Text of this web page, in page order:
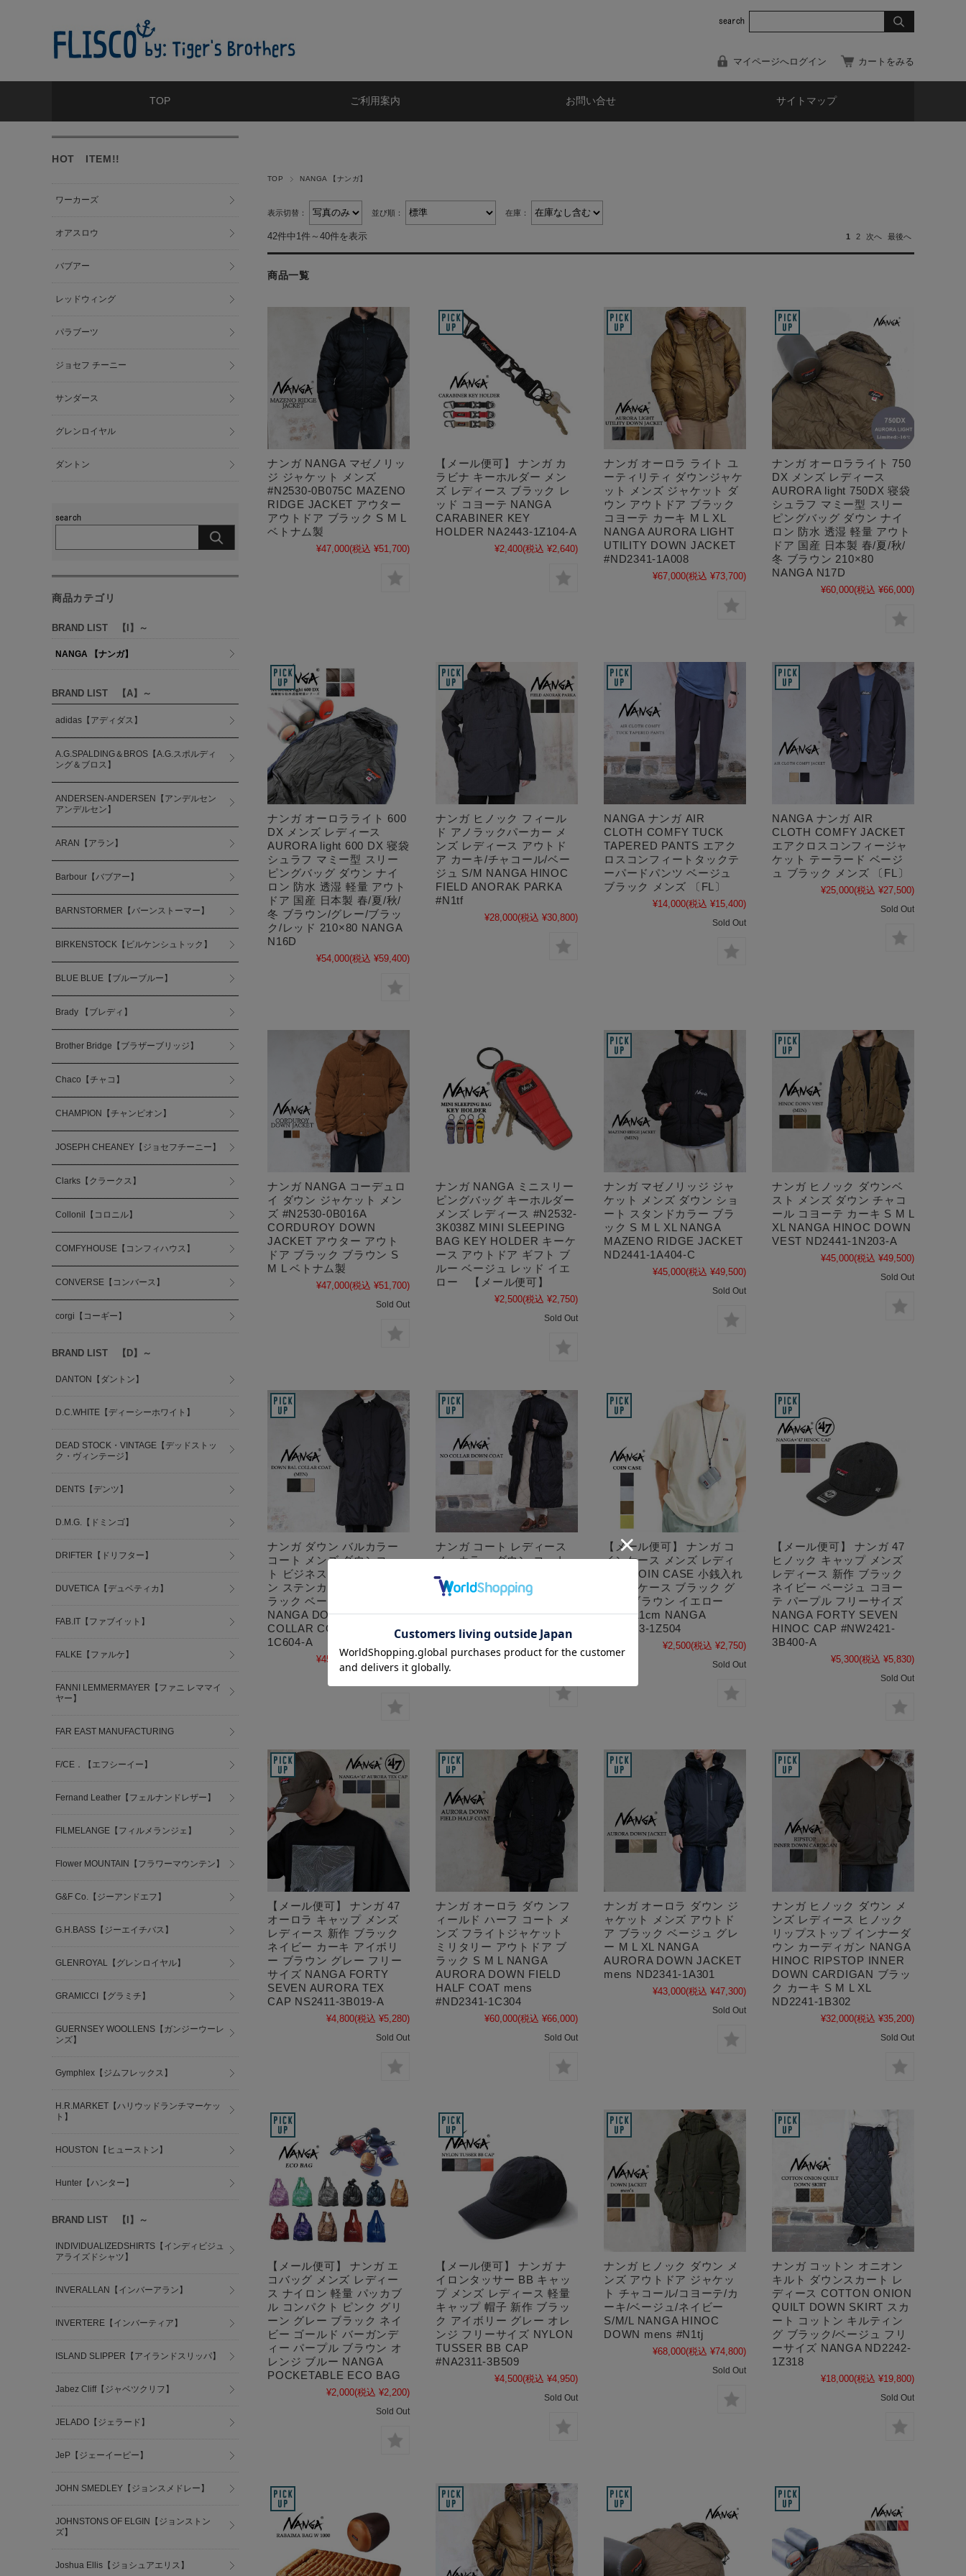
マイページへログイン カートをみる
TOP ご利用案内 お問い合せ サイトマップ
TOP NANGA 【ナンガ】
表示切替： 並び順： 在庫：
42件中1件～40件を表示 1 2 次へ 最後へ
商品一覧
ナンガ NANGA マゼノリッ
ジ ジャケット メンズ
#N2530-0B075C MAZENO
RIDGE JACKET アウター
アウトドア ブラック S M L
ベトナム製
¥47,000(税込 ¥51,700)
【メール便可】 ナンガ カ
ラビナ キーホルダー メン
ズ レディース ブラック レ
ッド コヨーテ NANGA
CARABINER KEY
HOLDER NA2443-1Z104-A
¥2,400(税込 ¥2,640)
ナンガ オーロラ ライト ユ
ーティリティ ダウンジャケ
ット メンズ ジャケット ダ
ウン アウトドア ブラック
コヨーテ カーキ M L XL
NANGA AURORA LIGHT
UTILITY DOWN JACKET
#ND2341-1A008
¥67,000(税込 ¥73,700)
ナンガ オーロラライト 750
DX メンズ レディース
AURORA light 750DX 寝袋
シュラフ マミー型 スリー
ピングバッグ ダウン ナイ
ロン 防水 透湿 軽量 アウト
ドア 国産 日本製 春/夏/秋/
冬 ブラウン 210×80
NANGA N17D
¥60,000(税込 ¥66,000)
ナンガ オーロラライト 600
DX メンズ レディース
AURORA light 600 DX 寝袋
シュラフ マミー型 スリー
ピングバッグ ダウン ナイ
ロン 防水 透湿 軽量 アウト
ドア 国産 日本製 春/夏/秋/
冬 ブラウン/グレー/ブラッ
ク/レッド 210×80 NANGA
N16D
¥54,000(税込 ¥59,400)
ナンガ ヒノック フィール
ド アノラックパーカー メ
ンズ レディース アウトド
ア カーキ/チャコール/ベー
ジュ S/M NANGA HINOC
FIELD ANORAK PARKA
#N1tf
¥28,000(税込 ¥30,800)
NANGA ナンガ AIR
CLOTH COMFY TUCK
TAPERED PANTS エアク
ロスコンフィートタックテ
ーパードパンツ ベージュ
ブラック メンズ 〔FL〕
¥14,000(税込 ¥15,400)
Sold Out
NANGA ナンガ AIR
CLOTH COMFY JACKET
エアクロスコンフィージャ
ケット テーラード ベージ
ュ ブラック メンズ 〔FL〕
¥25,000(税込 ¥27,500)
Sold Out
ナンガ NANGA コーデュロ
イ ダウン ジャケット メン
ズ #N2530-0B016A
CORDUROY DOWN
JACKET アウター アウト
ドア ブラック ブラウン S
M L ベトナム製
¥47,000(税込 ¥51,700)
Sold Out
ナンガ NANGA ミニスリー
ピングバッグ キーホルダー
メンズ レディース #N2532-
3K038Z MINI SLEEPING
BAG KEY HOLDER キーケ
ース アウトドア ギフト ブ
ルー ベージュ レッド イエ
ロー 【メール便可】
¥2,500(税込 ¥2,750)
Sold Out
ナンガ マゼノリッジ ジャ
ケット メンズ ダウン ショ
ート スタンドカラー ブラ
ック S M L XL NANGA
MAZENO RIDGE JACKET
ND2441-1A404-C
¥45,000(税込 ¥49,500)
Sold Out
ナンガ ヒノック ダウンベ
スト メンズ ダウン チャコ
ール コヨーテ カーキ S M L
XL NANGA HINOC DOWN
VEST ND2441-1N203-A
¥45,000(税込 ¥49,500)
Sold Out
ナンガ ダウン バルカラー
コート メンズ ダウンコー
ト ビジネスコート ナイロ
ン ステンカラーコート ブ
ラック ベージュ S M L
NANGA DOWN BAL
COLLAR COAT ND2441-
1C604-A
¥45,000 (税込 ¥49,500)
ナンガ コート レディース
ノーカラー ダウン コート
ロング アウトドア ナイロ
ン ブラック アイボリー ベ
COLLAR DOWN COAT
ND2442-1C600-B
【メール便可】 ナンガ コ
インケース メンズ レディ
ース COIN CASE 小銭入れ
カードケース ブラック グ
レー ブラウン イエロー
8cm×11cm NANGA
NA2353-1Z504
¥2,500(税込 ¥2,750)
Sold Out
【メール便可】 ナンガ 47
ヒノック キャップ メンズ
レディース 新作 ブラック
ネイビー ベージュ コヨー
テ パープル フリーサイズ
NANGA FORTY SEVEN
HINOC CAP #NW2421-
3B400-A
¥5,300(税込 ¥5,830)
Sold Out
【メール便可】 ナンガ 47
オーロラ キャップ メンズ
レディース 新作 ブラック
ネイビー カーキ アイボリ
ー ブラウン グレー フリー
サイズ NANGA FORTY
SEVEN AURORA TEX
CAP NS2411-3B019-A
¥4,800(税込 ¥5,280)
Sold Out
ナンガ オーロラ ダウ ンフ
ィールド ハーフ コート メ
ンズ フライトジャケット
ミリタリー アウトドア ブ
ラック S M L NANGA
AURORA DOWN FIELD
HALF COAT mens
#ND2341-1C304
¥60,000(税込 ¥66,000)
Sold Out
ナンガ オーロラ ダウン ジ
ャケット メンズ アウトド
ア ブラック ベージュ グレ
ー M L XL NANGA
AURORA DOWN JACKET
mens ND2341-1A301
¥43,000(税込 ¥47,300)
Sold Out
ナンガ ヒノック ダウン メ
ンズ レディース ヒノック
リップストップ インナーダ
ウン カーディガン NANGA
HINOC RIPSTOP INNER
DOWN CARDIGAN ブラッ
ク カーキ S M L XL
ND2241-1B302
¥32,000(税込 ¥35,200)
Sold Out
【メール便可】 ナンガ エ
コバッグ メンズ レディー
ス ナイロン 軽量 パッカブ
ル コンパクト ピンク グリ
ーン グレー ブラック ネイ
ビー ゴールド バーガンデ
ィー パープル ブラウン オ
レンジ ブルー NANGA
POCKETABLE ECO BAG
¥2,000(税込 ¥2,200)
Sold Out
【メール便可】 ナンガ ナ
イロンタッサー BB キャッ
プ メンズ レディース 軽量
キャップ 帽子 新作 ブラッ
ク アイボリー グレー オレ
ンジ フリーサイズ NYLON
TUSSER BB CAP
#NA2311-3B509
¥4,500(税込 ¥4,950)
Sold Out
ナンガ ヒノック ダウン メ
ンズ アウトドア ジャケッ
ト チャコール/コヨーテ/カ
ーキ/ベージュ/ネイビー
S/M/L NANGA HINOC
DOWN mens #N1tj
¥68,000(税込 ¥74,800)
Sold Out
ナンガ コットン オニオン
キルト ダウンスカート レ
ディース COTTON ONION
QUILT DOWN SKIRT スカ
ート コットン キルティン
グ ブラック/ベージュ フリ
ーサイズ NANGA ND2242-
1Z318
¥18,000(税込 ¥19,800)
Sold Out
HOT ITEM!!
ワーカーズ
オアスロウ
バブアー
レッドウィング
パラブーツ
ジョセフ チーニー
サンダース
グレンロイヤル
ダントン
商品カテゴリ
BRAND LIST 【I】～
NANGA 【ナンガ】
BRAND LIST 【A】～
adidas【アディダス】
A.G.SPALDING＆BROS【A.G.スポルディ
ング＆ブロス】
ANDERSEN-ANDERSEN【アンデルセン
アンデルセン】
ARAN【アラン】
Barbour【バブアー】
BARNSTORMER【バーンストーマー】
BIRKENSTOCK【ビルケンシュトック】
BLUE BLUE【ブルーブルー】
Brady 【ブレディ】
Brother Bridge【ブラザーブリッジ】
Chaco【チャコ】
CHAMPION【チャンピオン】
JOSEPH CHEANEY【ジョセフチーニー】
Clarks【クラークス】
Collonil【コロニル】
COMFYHOUSE【コンフィハウス】
CONVERSE【コンバース】
corgi【コーギー】
BRAND LIST 【D】～
DANTON【ダントン】
D.C.WHITE【ディーシーホワイト】
DEAD STOCK・VINTAGE【デッドストッ
ク・ヴィンテージ】
DENTS【デンツ】
D.M.G.【ドミンゴ】
DRIFTER【ドリフター】
DUVETICA【デュベティカ】
FAB.IT【ファブイット】
FALKE【ファルケ】
FANNI LEMMERMAYER【ファニ レママイ
ヤー】
FAR EAST MANUFACTURING
F/CE．【エフシーイー】
Fernand Leather【フェルナンドレザー】
FILMELANGE【フィルメランジェ】
Flower MOUNTAIN【フラワーマウンテン】
G&F Co.【ジーアンドエフ】
G.H.BASS【ジーエイチバス】
GLENROYAL【グレンロイヤル】
GRAMICCI【グラミチ】
GUERNSEY WOOLLENS【ガンジーウーレ
ンズ】
Gymphlex【ジムフレックス】
H.R.MARKET【ハリウッドランチマーケッ
ト】
HOUSTON【ヒューストン】
Hunter【ハンター】
BRAND LIST 【I】～
INDIVIDUALIZEDSHIRTS【インディビジュ
アライズドシャツ】
INVERALLAN【インバーアラン】
INVERTERE【インバーティア】
ISLAND SLIPPER【アイランドスリッパ】
Jabez Cliff【ジャベツクリフ】
JELADO【ジェラード】
JeP【ジェーイーピー】
JOHN SMEDLEY【ジョンスメドレー】
JOHNSTONS OF ELGIN【ジョンストン
ズ】
Joshua Ellis【ジョシュアエリス】